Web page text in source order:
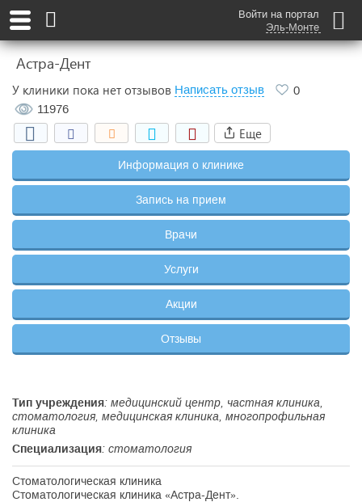
Войти на портал
Эль-Монте
Астра-Дент
У клиники пока нет отзывов Написать отзыв
0
11976
Еще
Информация о клинике
Запись на прием
Врачи
Услуги
Акции
Отзывы
Тип учреждения: медицинский центр, частная клиника,
стоматология, медицинская клиника, многопрофильная
клиника
Специализация: стоматология
Стоматологическая клиника
Стоматологическая клиника «Астра-Дент».